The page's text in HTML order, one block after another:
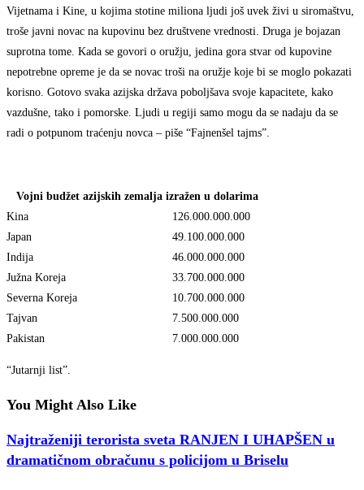
Vijetnama i Kine, u kojima stotine miliona ljudi još uvek živi u siromaštvu,
troše javni novac na kupovinu bez društvene vrednosti. Druga je bojazan
suprotna tome. Kada se govori o oružju, jedina gora stvar od kupovine
nepotrebne opreme je da se novac troši na oružje koje bi se moglo pokazati
korisno. Gotovo svaka azijska država poboljšava svoje kapacitete, kako
vazdušne, tako i pomorske. Ljudi u regiji samo mogu da se nadaju da se
radi o potpunom traćenju novca – piše “Fajnenšel tajms”.
Vojni budžet azijskih zemalja izražen u dolarima
Kina
126.000.000.000
Japan
49.100.000.000
Indija
46.000.000.000
Južna Koreja
33.700.000.000
Severna Koreja
10.700.000.000
Tajvan
7.500.000.000
Pakistan
7.000.000.000
“Jutarnji list”.
You Might Also Like
Najtraženiji terorista sveta RANJEN I UHAPŠEN u
dramatičnom obračunu s policijom u Briselu